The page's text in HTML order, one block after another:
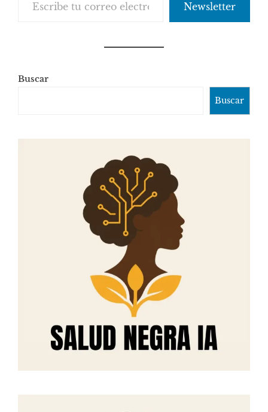
Newsletter
Buscar
Buscar